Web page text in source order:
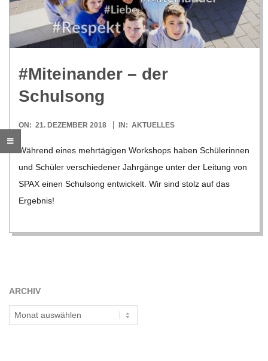
R
E
G
O
L
D
C
H
#Mit­ein­an­der – der
Schulsong
2018-
ON: 21. DEZEMBER 2018 IN: AKTUELLES
Wäh­rend eines mehr­tä­gi­gen Work­shops haben Schü­le­rin­nen
und Schü­ler ver­schie­de­ner Jahr­gänge unter der Lei­tung von
SPAX einen Schul­song ent­wi­ckelt. Wir sind stolz auf das
Ergeb­nis!
ARCHIV
Archiv